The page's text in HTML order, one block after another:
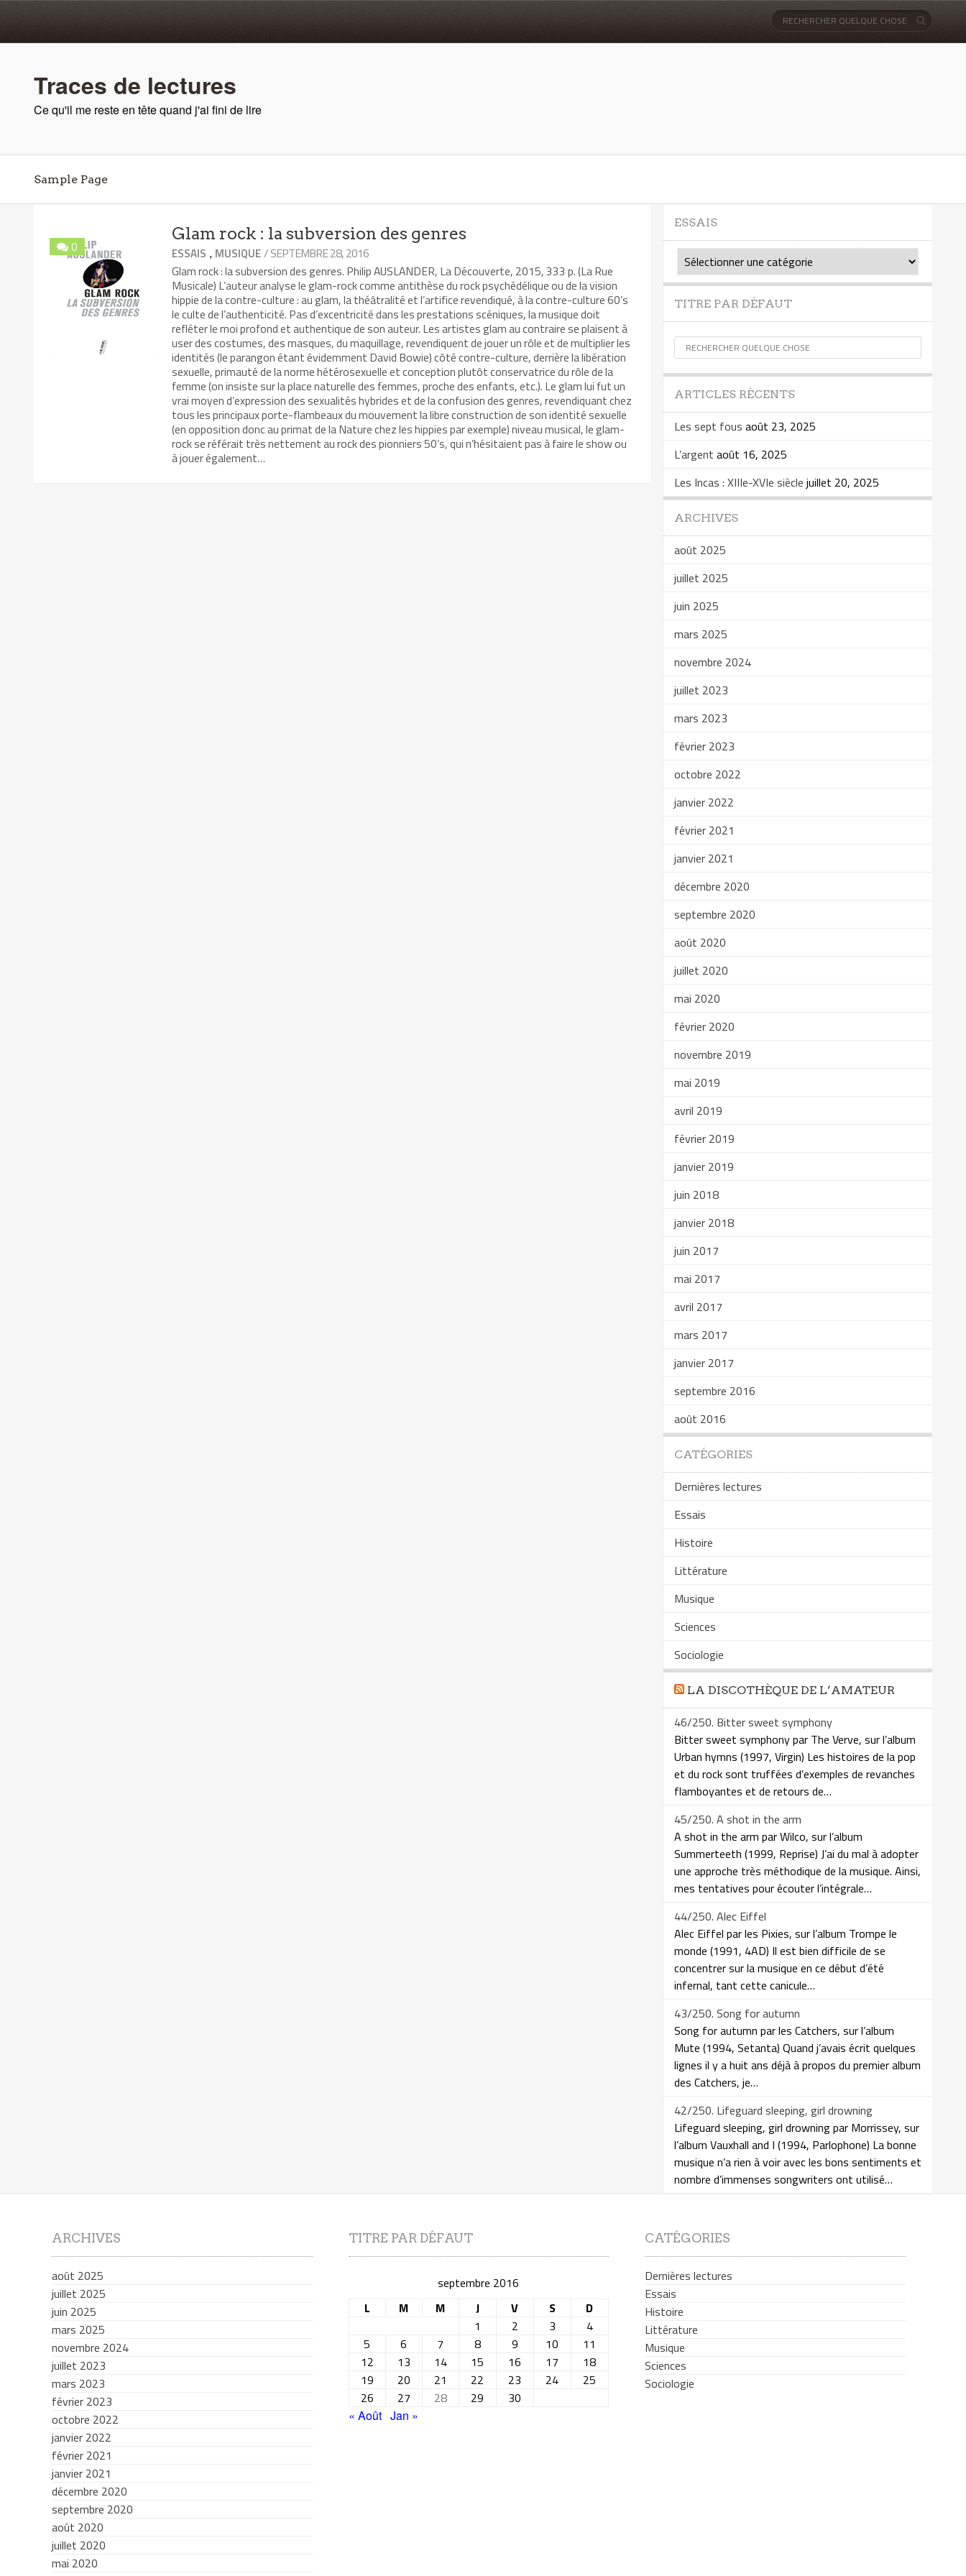
Traces de lectures
Ce qu'il me reste en tête quand j'ai fini de lire
Sample Page
0
Glam rock : la subversion des genres
ESSAIS , MUSIQUE/ SEPTEMBRE 28, 2016
Glam rock : la subversion des genres. Philip AUSLANDER, La Découverte, 2015, 333 p. (La Rue
Musicale) L’auteur analyse le glam-rock comme antithèse du rock psychédélique ou de la vision
hippie de la contre-culture : au glam, la théâtralité et l’artifice revendiqué, à la contre-culture 60’s
le culte de l’authenticité. Pas d’excentricité dans les prestations scéniques, la musique doit
refléter le moi profond et authentique de son auteur. Les artistes glam au contraire se plaisent à
user des costumes, des masques, du maquillage, revendiquent de jouer un rôle et de multiplier les
identités (le parangon étant évidemment David Bowie) côté contre-culture, derrière la libération
sexuelle, primauté de la norme hétérosexuelle et conception plutôt conservatrice du rôle de la
femme (on insiste sur la place naturelle des femmes, proche des enfants, etc.). Le glam lui fut un
vrai moyen d’expression des sexualités hybrides et de la confusion des genres, revendiquant chez
tous les principaux porte-flambeaux du mouvement la libre construction de son identité sexuelle
(en opposition donc au primat de la Nature chez les hippies par exemple) niveau musical, le glam-
rock se référait très nettement au rock des pionniers 50’s, qui n’hésitaient pas à faire le show ou
à jouer également…
ESSAIS
Essais
TITRE PAR DÉFAUT
ARTICLES RÉCENTS
Les sept fous août 23, 2025
L’argent août 16, 2025
Les Incas : XIIIe-XVIe siècle juillet 20, 2025
ARCHIVES
août 2025
juillet 2025
juin 2025
mars 2025
novembre 2024
juillet 2023
mars 2023
février 2023
octobre 2022
janvier 2022
février 2021
janvier 2021
décembre 2020
septembre 2020
août 2020
juillet 2020
mai 2020
février 2020
novembre 2019
mai 2019
avril 2019
février 2019
janvier 2019
juin 2018
janvier 2018
juin 2017
mai 2017
avril 2017
mars 2017
janvier 2017
septembre 2016
août 2016
CATÉGORIES
Dernières lectures
Essais
Histoire
Littérature
Musique
Sciences
Sociologie
LA DISCOTHÈQUE DE L’AMATEUR
46/250. Bitter sweet symphony
Bitter sweet symphony par The Verve, sur l’album
Urban hymns (1997, Virgin) Les histoires de la pop
et du rock sont truffées d’exemples de revanches
flamboyantes et de retours de…
45/250. A shot in the arm
A shot in the arm par Wilco, sur l’album
Summerteeth (1999, Reprise) J’ai du mal à adopter
une approche très méthodique de la musique. Ainsi,
mes tentatives pour écouter l’intégrale…
44/250. Alec Eiffel
Alec Eiffel par les Pixies, sur l’album Trompe le
monde (1991, 4AD) Il est bien difficile de se
concentrer sur la musique en ce début d’été
infernal, tant cette canicule…
43/250. Song for autumn
Song for autumn par les Catchers, sur l’album
Mute (1994, Setanta) Quand j’avais écrit quelques
lignes il y a huit ans déjà à propos du premier album
des Catchers, je…
42/250. Lifeguard sleeping, girl drowning
Lifeguard sleeping, girl drowning par Morrissey, sur
l’album Vauxhall and I (1994, Parlophone) La bonne
musique n’a rien à voir avec les bons sentiments et
nombre d’immenses songwriters ont utilisé…
ARCHIVES
août 2025
juillet 2025
juin 2025
mars 2025
novembre 2024
juillet 2023
mars 2023
février 2023
octobre 2022
janvier 2022
février 2021
janvier 2021
décembre 2020
septembre 2020
août 2020
juillet 2020
mai 2020
TITRE PAR DÉFAUT
septembre 2016
L
M M J V S
D
1
2 3
4
5
6 7 8 9 10
11
12
13 14 15 16 17
18
19
20 21 22 23 24
25
26
27 28 29 30
« Août Jan »
CATÉGORIES
Dernières lectures
Essais
Histoire
Littérature
Musique
Sciences
Sociologie